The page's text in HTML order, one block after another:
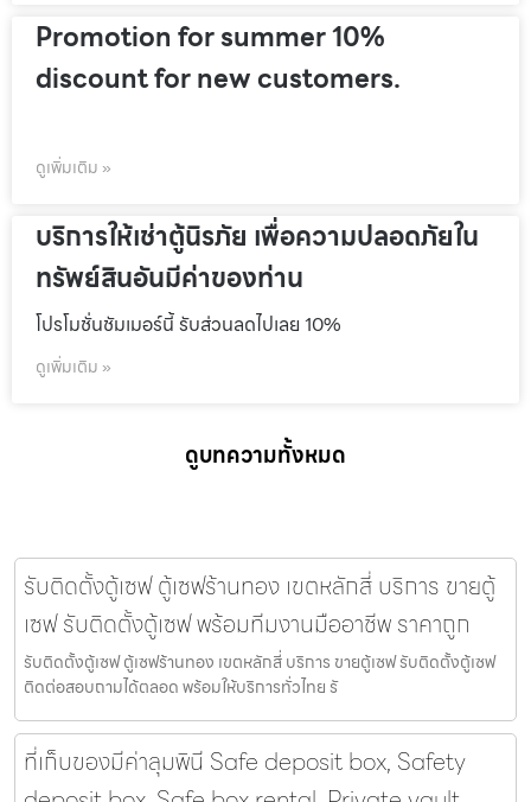
Promotion for summer 10%
discount for new customers.
ดูเพิ่มเติม »
บริการให้เช่าตู้นิรภัย เพื่อความปลอดภัยใน
ทรัพย์สินอันมีค่าของท่าน
โปรโมชั่นชัมเมอร์นี้ รับส่วนลดไปเลย 10%
ดูเพิ่มเติม »
ดูบทความทั้งหมด
รับติดตั้งตู้เซฟ ตู้เซฟร้านทอง เขตหลักสี่ บริการ ขายตู้
เซฟ รับติดตั้งตู้เซฟ พร้อมทีมงานมืออาชีพ ราคาถูก
รับติดตั้งตู้เซฟ ตู้เซฟร้านทอง เขตหลักสี่ บริการ ขายตู้เซฟ รับติดตั้งตู้เซฟ
ติดต่อสอบถามได้ตลอด พร้อมให้บริการทั่วไทย รั
ที่เก็บของมีค่าลุมพินี Safe deposit box, Safety